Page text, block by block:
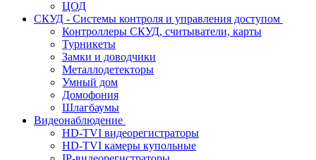
ЦОД
СКУД - Системы контроля и управления доступом
Контроллеры СКУД, считыватели, карты
Турникеты
Замки и доводчики
Металлодетекторы
Умный дом
Домофония
Шлагбаумы
Видеонаблюдение
HD-TVI видеорегистраторы
HD-TVI камеры купольные